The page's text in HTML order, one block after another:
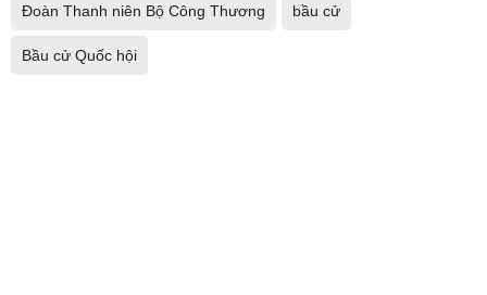
Đoàn Thanh niên Bộ Công Thương bầu cử
Bầu cử Quốc hội